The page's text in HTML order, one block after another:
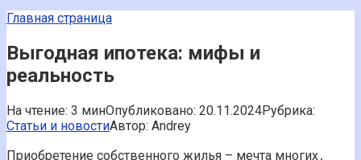
Главная страница
Выгодная ипотека: мифы и
реальность
На чтение: 3 минОпубликовано: 20.11.2024Рубрика:
Статьи и новостиАвтор: Andrey
Приобретение собственного жилья – мечта многих․